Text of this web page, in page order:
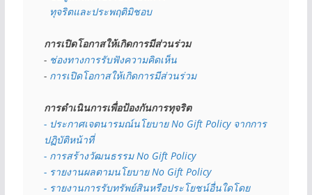
  ทุจริตและประพฤติมิชอบ
การเปิดโอกาสให้เกิดการมีส่วนร่วม
- ช่องทางการรับฟังความคิดเห็น
- การเปิดโอกาสให้เกิดการมีส่วนร่วม
การดำเนินการเพื่อป้องกันการทุจริต
- ประกาศเจตนารมณ์นโยบาย No Gift Policy จากการ
ปฏิบัติหน้าที่
- การสร้างวัฒนธรรม No Gift Policy
- รายงานผลตามนโยบาย No Gift Policy
- รายงานการรับทรัพย์สินหรือประโยชน์อื่นใดโดย